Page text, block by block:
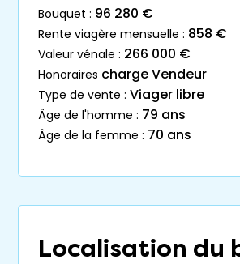
bouquet : 96 280 €
rente viagère mensuelle : 858 €
valeur vénale : 266 000 €
honoraires charge Vendeur
type de vente : Viager libre
âge de l'homme : 79 ans
âge de la femme : 70 ans
Localisation du